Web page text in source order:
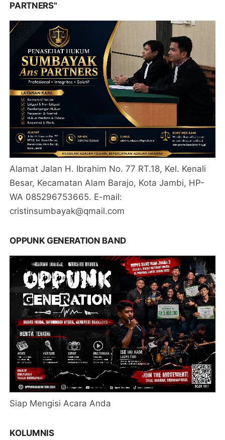
PARTNERS"
Alamat Jalan H. Ibrahim No. 77 RT.18, Kel. Kenali
Besar, Kecamatan Alam Barajo, Kota Jambi, HP-
WA 085296753665. E-mail:
cristinsumbayak@qmail.com
OPPUNK GENERATION BAND
Siap Mengisi Acara Anda
KOLUMNIS